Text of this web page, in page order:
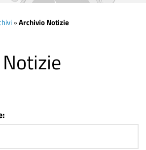
»Archivio Notizie